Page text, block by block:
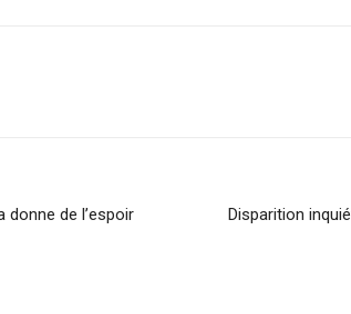
donne de l’espoir
Disparition